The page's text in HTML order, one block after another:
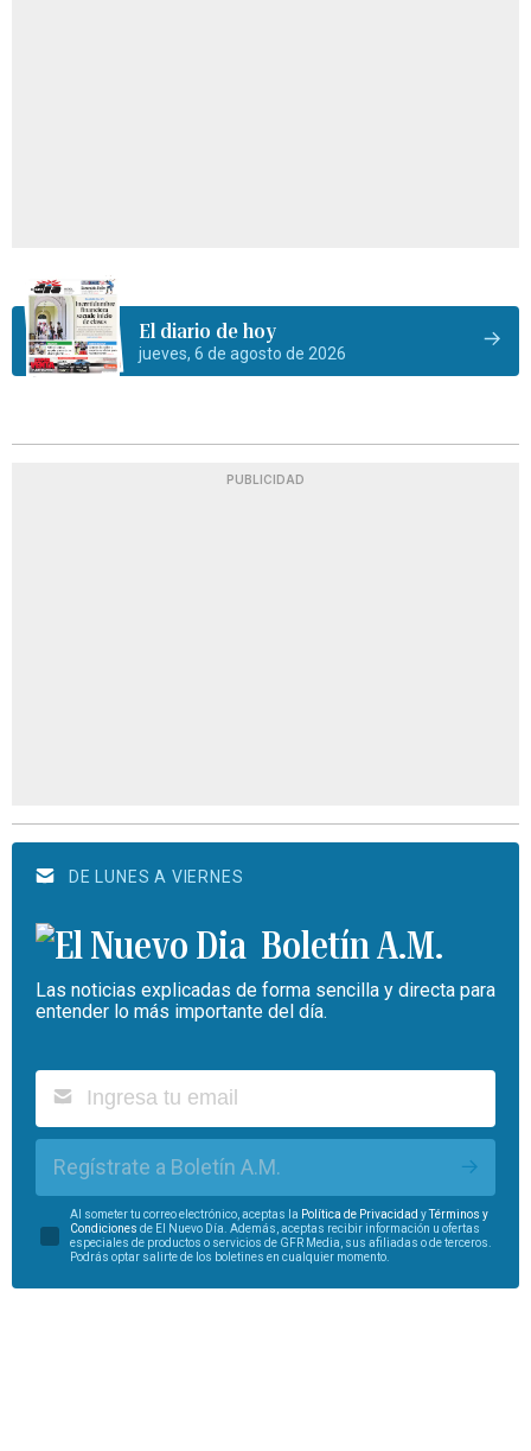
El diario de hoy
jueves, 6 de agosto de 2026
PUBLICIDAD
DE LUNES A VIERNES
Boletín A.M.
Las noticias explicadas de forma sencilla y directa para
entender lo más importante del día.
Regístrate a Boletín A.M.
Al someter tu correo electrónico, aceptas la Política de Privacidad yTérminos y
Condiciones de El Nuevo Día. Además, aceptas recibir información u ofertas
especiales de productos o servicios de GFR Media, sus afiliadas o de terceros.
Podrás optar salirte de los boletines en cualquier momento.